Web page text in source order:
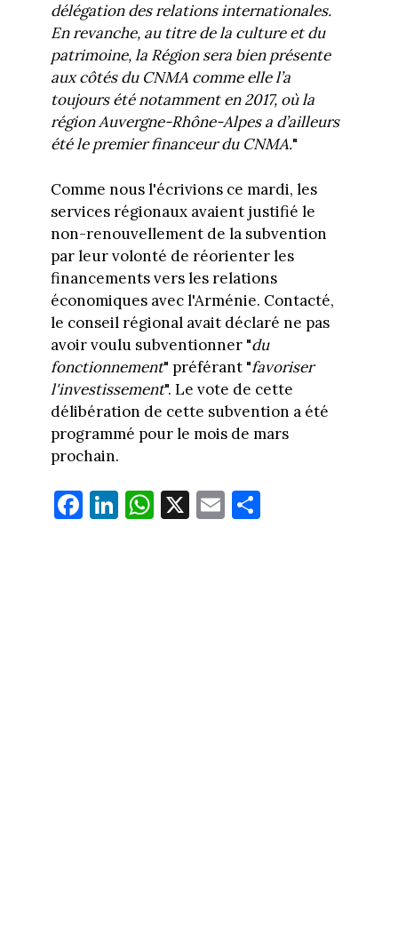
délégation des relations internationales.
En revanche, au titre de la culture et du
patrimoine, la Région sera bien présente
aux côtés du CNMA comme elle l’a
toujours été notamment en 2017, où la
région Auvergne-Rhône-Alpes a d’ailleurs
été le premier financeur du CNMA."
Comme nous l'écrivions ce mardi, les
services régionaux avaient justifié le
non-renouvellement de la subvention
par leur volonté de réorienter les
financements vers les relations
économiques avec l'Arménie. Contacté,
le conseil régional avait déclaré ne pas
avoir voulu subventionner "du
fonctionnement" préférant "favoriser
l'investissement". Le vote de cette
délibération de cette subvention a été
programmé pour le mois de mars
prochain.
Fa
ce
Li
nk
W
ha
X E
m
Pa
rt